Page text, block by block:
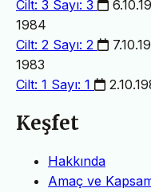
Cilt: 3 Sayı: 3
1984
Cilt: 2 Sayı: 2
1983
Cilt: 1 Sayı: 1
Keşfet
Hakkında
Amaç ve